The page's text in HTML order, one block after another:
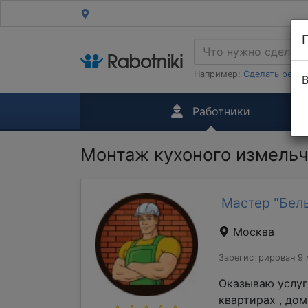
Например: Сделать
Работники
Монтаж кухоного
Мастер
Москва
Зарегистрирован 9
Оказываю
квартирах ,